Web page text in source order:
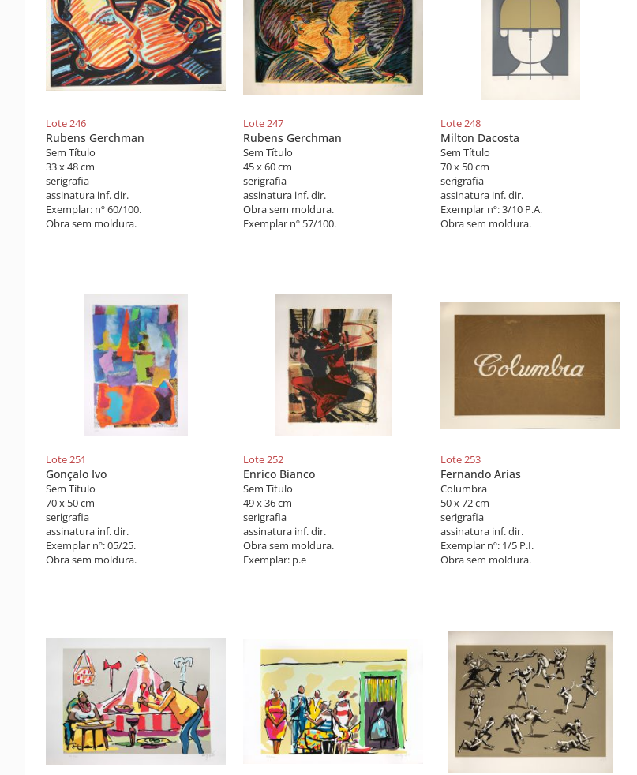
Lote 246
Rubens Gerchman
Sem Título
33 x 48 cm
serigrafia
assinatura inf. dir.
Exemplar: nº 60/100.
Obra sem moldura.
Lote 247
Rubens Gerchman
Sem Título
45 x 60 cm
serigrafia
assinatura inf. dir.
Obra sem moldura.
Exemplar nº 57/100.
Lote 248
Milton Dacosta
Sem Título
70 x 50 cm
serigrafia
assinatura inf. dir.
Exemplar nº: 3/10 P.A.
Obra sem moldura.
Lote 251
Gonçalo Ivo
Sem Título
70 x 50 cm
serigrafia
assinatura inf. dir.
Exemplar nº: 05/25.
Obra sem moldura.
Lote 252
Enrico Bianco
Sem Título
49 x 36 cm
serigrafia
assinatura inf. dir.
Obra sem moldura.
Exemplar: p.e
Lote 253
Fernando Arias
Columbra
50 x 72 cm
serigrafia
assinatura inf. dir.
Exemplar nº: 1/5 P.I.
Obra sem moldura.